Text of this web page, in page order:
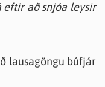
eftir að snjóa leysir
lausagöngu búfjár